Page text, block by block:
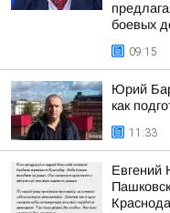
боевых
09:15
Юрий
как
11:33
Евгений